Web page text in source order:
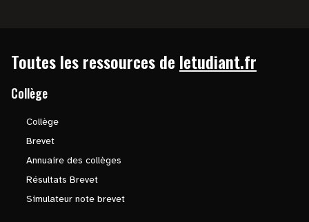
Toutes les ressources de letudiant.fr
Collège
Collège
Brevet
Annuaire des collèges
Résultats Brevet
Simulateur note brevet